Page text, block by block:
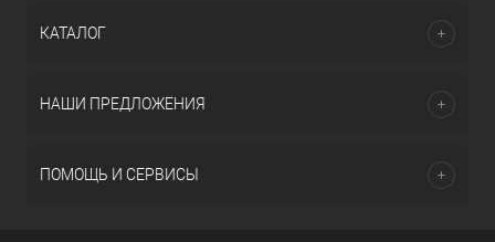
КАТАЛОГ
НАШИ ПРЕДЛОЖЕНИЯ
ПОМОЩЬ И СЕРВИСЫ